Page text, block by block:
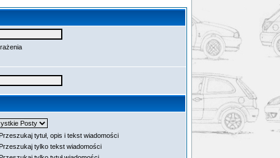
Przeszukaj tytuł, opis i tekst wiadomości
Przeszukaj tylko tekst wiadomości